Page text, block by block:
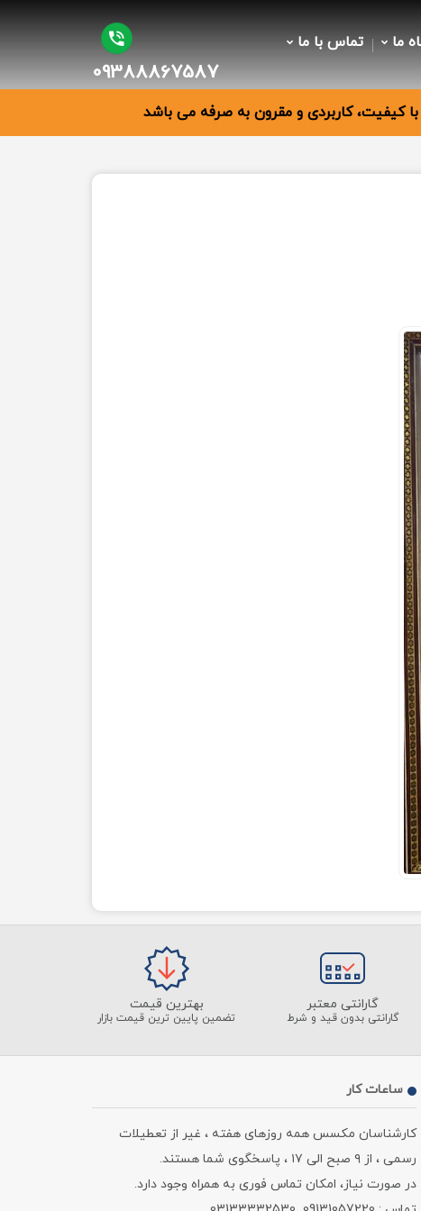
ما تماس با ما
09388867587
کاربردی و مقرون به صرفه می باشد
گارانتی معتبر
گارانتی بدون قید و شرط
بهترین قیمت
تضمین پایین ترین قیمت بازار
ساعات کار
کارشناسان مکسس همه روزهای هفته ، غیر از تعطیلات
رسمی ، از ۹ صبح الی ۱۷ ، پاسخگوی شما هستند.
در صورت نیاز، امکان تماس فوری به همراه وجود دارد.